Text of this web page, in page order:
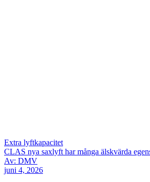
Extra lyftkapacitet
CLAS nya saxlyft har många älskvärda
Av: DMV
juni 4, 2026